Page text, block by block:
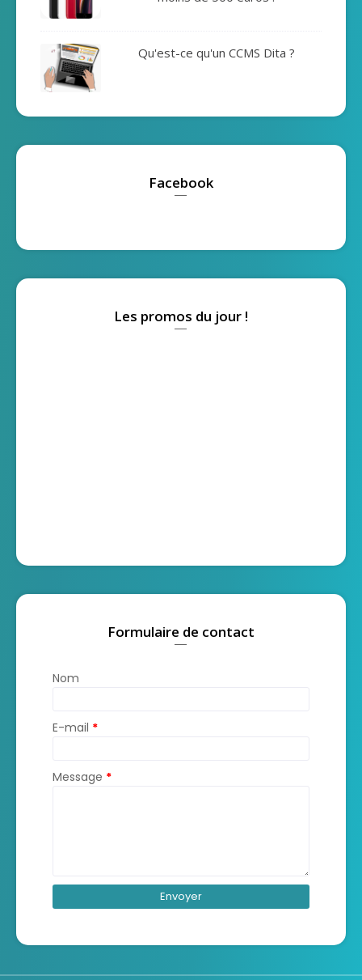
Qu'est-ce qu'un CCMS Dita ?
Facebook
Les promos du jour !
Formulaire de contact
Nom
E-mail *
Message *